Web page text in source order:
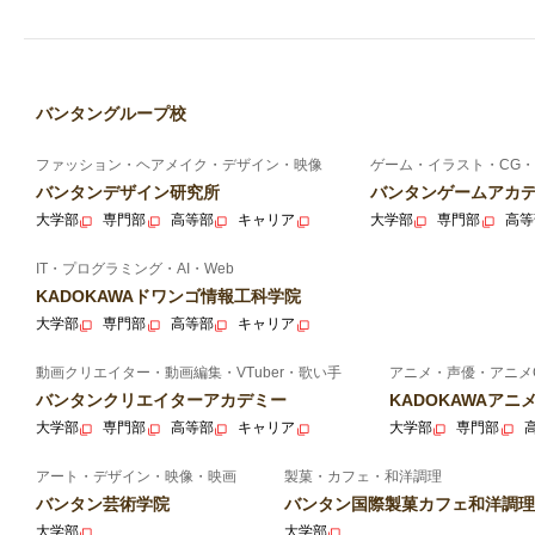
バンタングループ校
ファッション・ヘアメイク・デザイン・映像
バンタンデザイン研究所
大学部 専門部 高等部 キャリア
ゲーム・イラスト・CG
バンタンゲームアカ
大学部 専門部 高
IT・プログラミング・AI・Web
KADOKAWAドワンゴ情報工科学院
大学部 専門部 高等部 キャリア
動画クリエイター・動画編集・VTuber・歌い手
バンタンクリエイターアカデミー
大学部 専門部 高等部 キャリア
アニメ・声優・アニ
KADOKAWAアニ
大学部 専門部
アート・デザイン・映像・映画
バンタン芸術学院
製菓・カフェ・和洋調理
バンタン国際製菓カフェ和洋調